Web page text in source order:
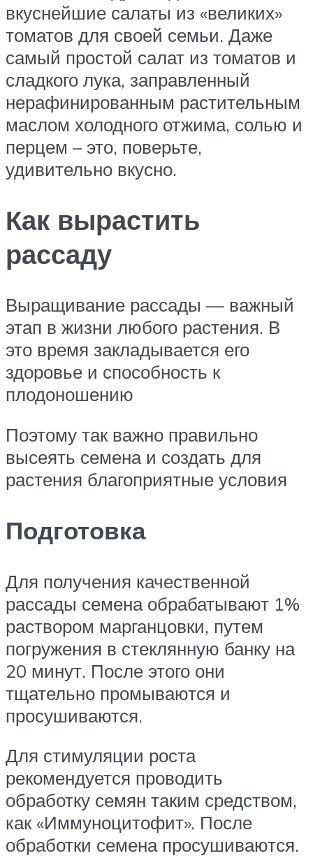
вкуснейшие салаты из «великих»
томатов для своей семьи. Даже
самый простой салат из томатов и
сладкого лука, заправленный
нерафинированным растительным
маслом холодного отжима, солью и
перцем – это, поверьте,
удивительно вкусно.
Как вырастить
рассаду
Выращивание рассады — важный
этап в жизни любого растения. В
это время закладывается его
здоровье и способность к
плодоношению
Поэтому так важно правильно
высеять семена и создать для
растения благоприятные условия
Подготовка
Для получения качественной
рассады семена обрабатывают 1%
раствором марганцовки, путем
погружения в стеклянную банку на
20 минут. После этого они
тщательно промываются и
просушиваются.
Для стимуляции роста
рекомендуется проводить
обработку семян таким средством,
как «Иммуноцитофит». После
обработки семена просушиваются.